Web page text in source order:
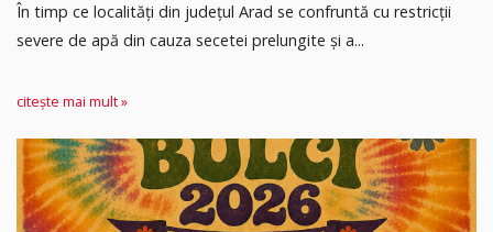
În timp ce localități din județul Arad se confruntă cu restricții
severe de apă din cauza secetei prelungite și a...
citește mai mult »